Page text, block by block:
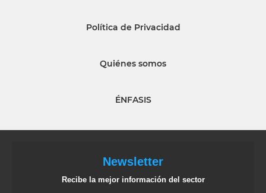
Política de Privacidad
Quiénes somos
ÉNFASIS
Newsletter
Recibe la mejor información del sector